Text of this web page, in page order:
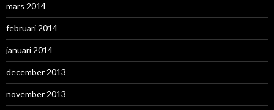
mars 2014
februari 2014
januari 2014
december 2013
november 2013